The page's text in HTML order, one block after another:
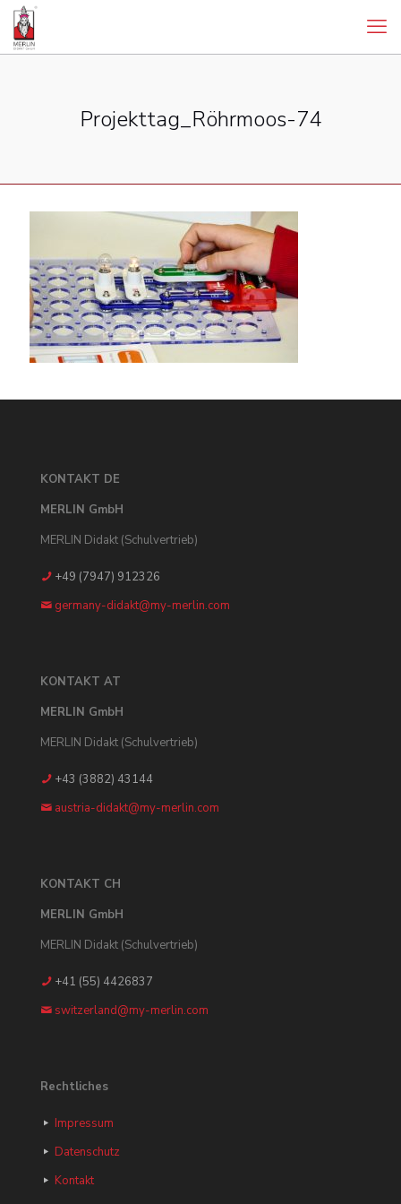
Projekttag_Röhrmoos-74
KONTAKT DE
MERLIN GmbH
MERLIN Didakt (Schulvertrieb)
+49 (7947) 912326
germany-didakt@my-merlin.com
KONTAKT AT
MERLIN GmbH
MERLIN Didakt (Schulvertrieb)
+43 (3882) 43144
austria-didakt@my-merlin.com
KONTAKT CH
MERLIN GmbH
MERLIN Didakt (Schulvertrieb)
+41 (55) 4426837
switzerland@my-merlin.com
Rechtliches
Impressum
Datenschutz
Kontakt